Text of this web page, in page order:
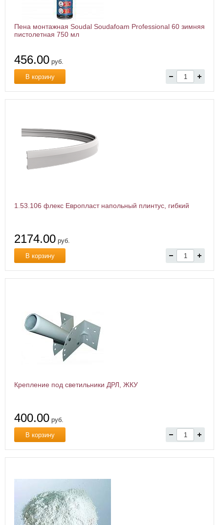
Пена монтажная Soudal Soudafoam Professional 60 зимняя
пистолетная 750 мл
456.00 руб.
В корзину
1.53.106 флекс Европласт напольный плинтус, гибкий
2174.00 руб.
В корзину
Крепление под светильники ДРЛ, ЖКУ
400.00 руб.
В корзину